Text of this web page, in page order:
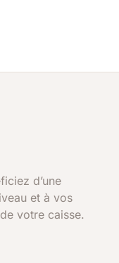
d’une
et à vos
votre caisse.